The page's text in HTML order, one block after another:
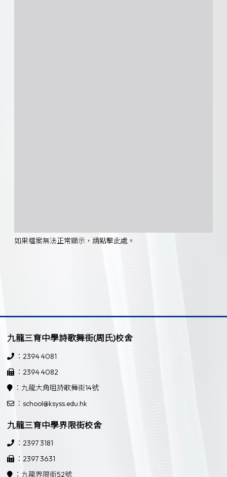
如果檔案無法正常顯示，請點擊此處。
九龍三育中學詩歌舞街(周氏)校舍
：2394 4081
：2394 4082
：九龍大角咀詩歌舞街14號
：school@ksyss.edu.hk
九龍三育中學界限街校舍
：2397 3181
：2397 3631
：九龍界限街52號